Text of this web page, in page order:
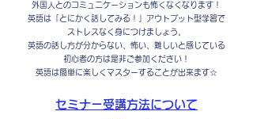
外国人とのコミュニケーションも怖くなくなります！
英語は「とにかく話してみる！」アウトプット型学習で
ストレスなく身につけましょう。
英語の話し方が分からない、怖い、難しいと感じている
初心者の方は是非ご参加ください！
英語は簡単に楽しくマスターすることが出来ます☆
セミナー受講方法について